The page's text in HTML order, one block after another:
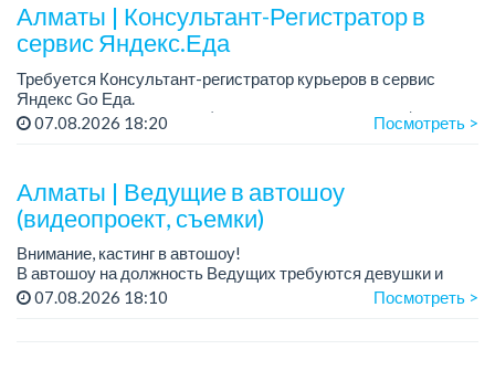
Алматы | Консультант-Регистратор в
сервис Яндекс.Еда
Требуется Консультант-регистратор курьеров в сервис
Яндекс Go Еда.
Условия: работа в офисе (Абылай хана - Макатаева).
07.08.2026 18:20 Посмотреть >
Алматы | Ведущие в автошоу
(видеопроект, съемки)
Внимание, кастинг в автошоу!
В автошоу на должность Ведущих требуются девушки и
парни. А также авто эксперты и авто перекупы.
07.08.2026 18:10 Посмотреть >